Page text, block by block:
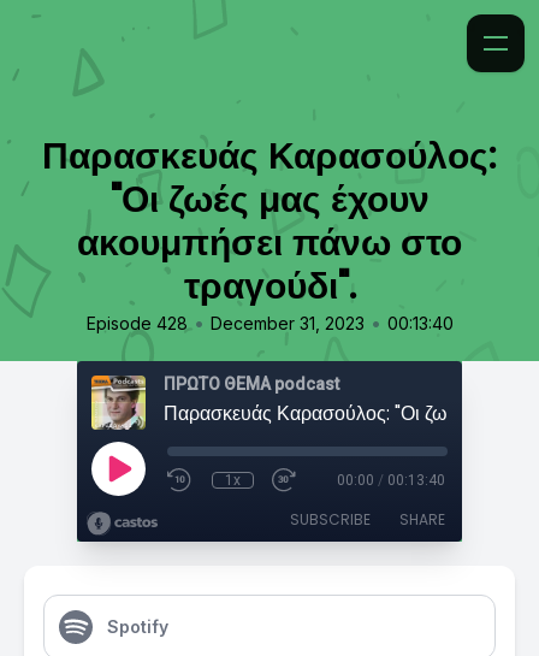
Παρασκευάς Καρασούλος:
"Οι ζωές μας έχουν
ακουμπήσει πάνω στο
τραγούδι".
Episode 428 • December 31, 2023 • 00:13:40
ΠΡΩΤΟ ΘΕΜΑ podcast
1x 00:00 / 00:13:40
SUBSCRIBE SHARE
Spotify